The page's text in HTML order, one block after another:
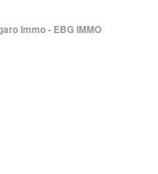
Immo - EBG IMMO